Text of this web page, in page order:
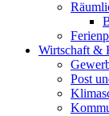
Wirtschaft &
Post